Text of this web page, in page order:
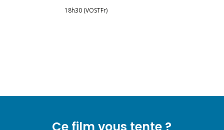
18h30 (VOSTFr)
Ce film vous tente ?